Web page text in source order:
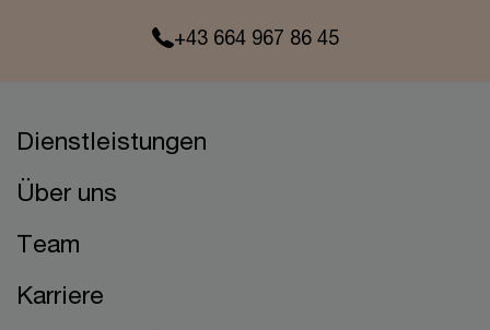
+43 664 967 86 45
Dienstleistungen
Über uns
Team
Karriere